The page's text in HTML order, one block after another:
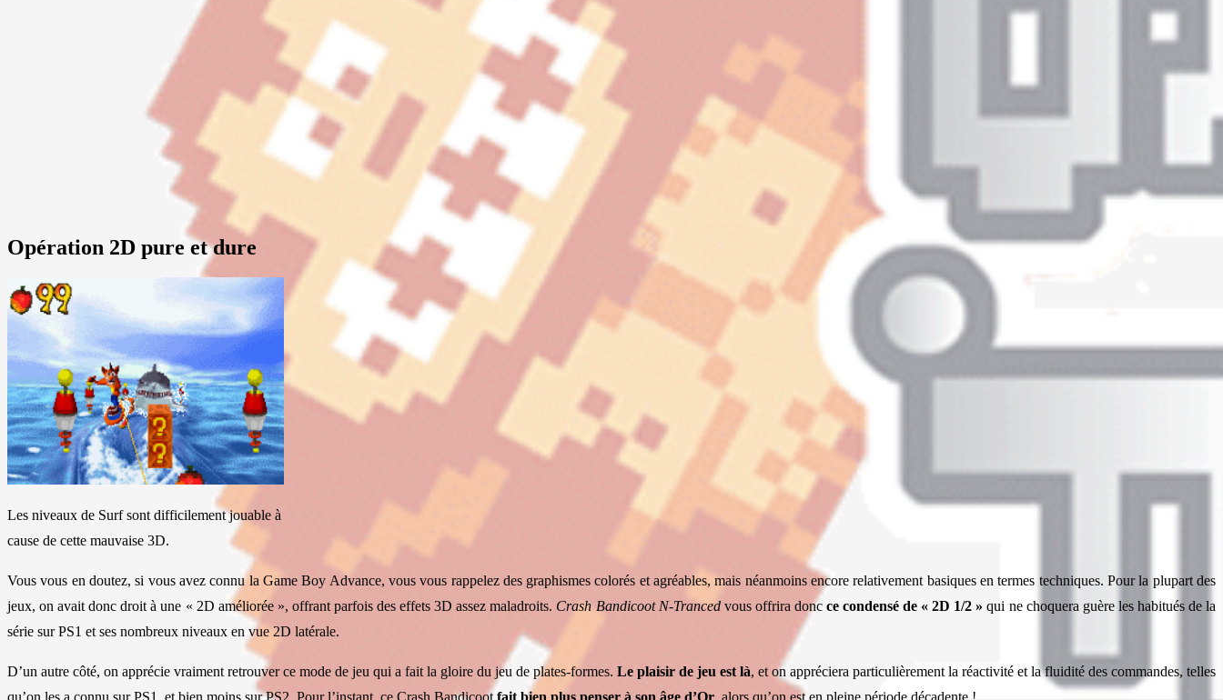
Opération 2D pure et dure
Les niveaux de Surf sont difficilement jouable à
cause de cette mauvaise 3D.
Vous vous en doutez, si vous avez connu la Game Boy Advance, vous vous rappelez des graphismes colorés et agréables, mais néanmoins encore relativement basiques en termes techniques. Pour la plupart des
jeux, on avait donc droit à une « 2D améliorée », offrant parfois des effets 3D assez maladroits. Crash Bandicoot N-Trancedvous offrira donc ce condensé de « 2D 1/2 » qui ne choquera guère les habitués de la
série sur PS1 et ses nombreux niveaux en vue 2D latérale.
D’un autre côté, on apprécie vraiment retrouver ce mode de jeu qui a fait la gloire du jeu de plates-formes. Le plaisir de jeu est là, et on appréciera particulièrement la réactivité et la fluidité des commandes, telles